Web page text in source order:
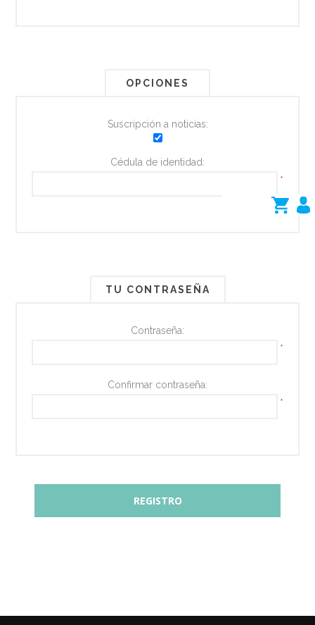
OPCIONES
Suscripción a noticias:
Cédula de identidad:
*
TU CONTRASEÑA
Contraseña:
*
Confirmar contraseña:
*